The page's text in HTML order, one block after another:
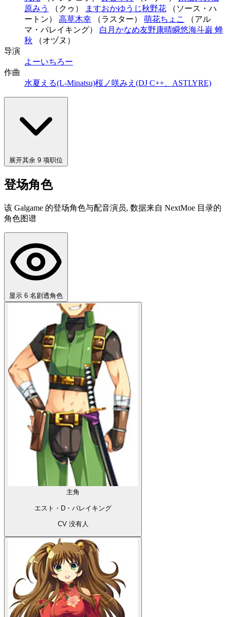
原みう
（クゥ） ますおかゆうじ秋野花 （ソース・ハ
ートン） 高草木幸 （ラスター） 萌花ちょこ
（アル
マ・バレイキング） 白月かなめ友野康晴瞬悠海斗巌 蝉
秋 （オヅヌ）
导演
よーいちろー
作曲
水夏える(L-Minatsu)桜ノ咲みえ(DJ C++、ASTLYRE)
展开其余 9 项职位
登场角色
该 Galgame 的登场角色与配音演员, 数据来自 NextMoe 目录的
角色图谱
显示 6 名剧透角色
主角
エスト・D・バレイキング
CV 没有人